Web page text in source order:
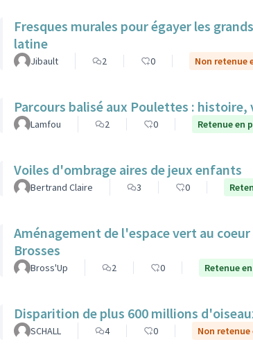
Fresques murales pour égayer les
latine
Jibault 2 0 Non retenue
Parcours balisé aux Poulettes :
Lamfou 2 0 Retenue en
Voiles d'ombrage aires de jeux enfants
Bertrand Claire 3 0
Aménagement de l'espace vert au
Brosses
Bross'Up 2 0 Retenue
Disparition de plus 600 millions
SCHALL 4 0 Non